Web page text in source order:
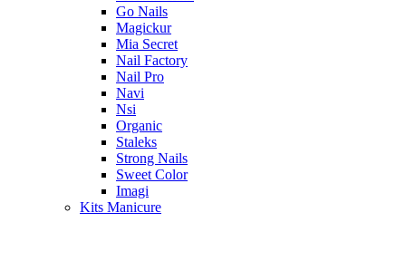
Go Nails
Magickur
Mia Secret
Nail Factory
Nail Pro
Navi
Nsi
Organic
Staleks
Strong Nails
Sweet Color
Imagi
Kits Manicure